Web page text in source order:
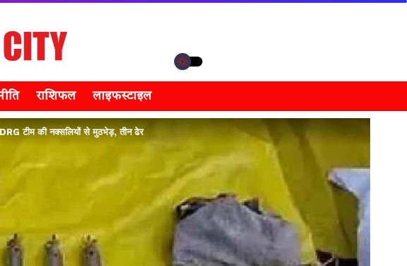
राशिफल लाइफस्टाइल
टीम की नक्सलियों से मुठभेड़, तीन ढेर